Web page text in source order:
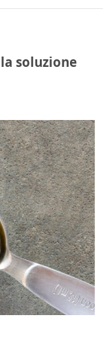
soluzione